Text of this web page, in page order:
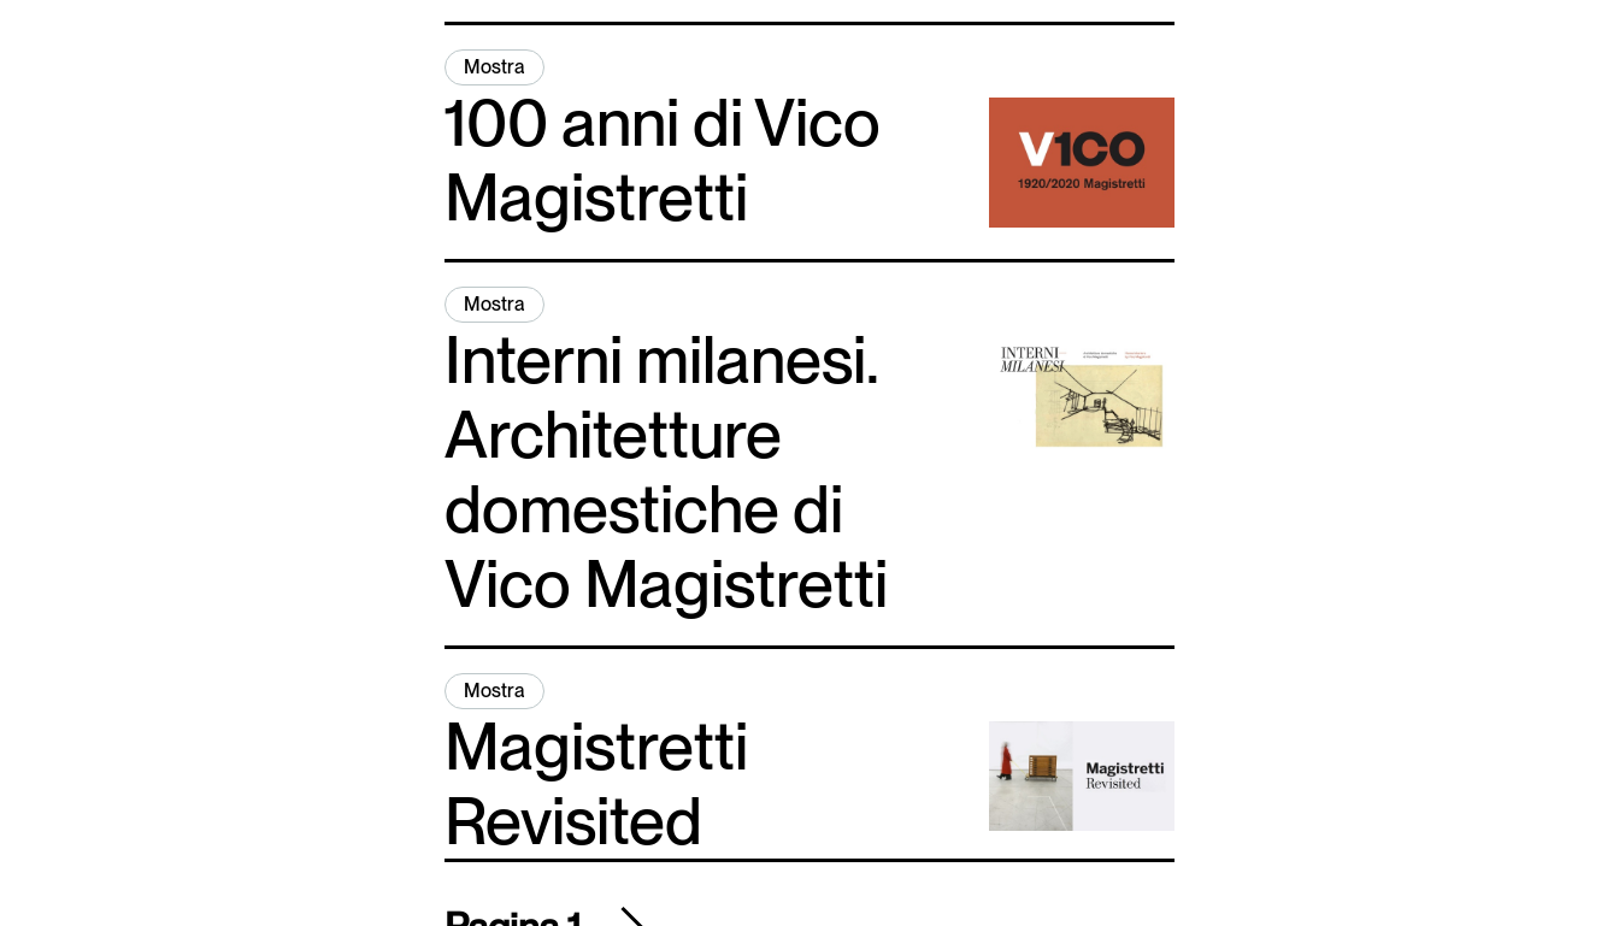
Mostra
100 anni di Vico
Magistretti
Mostra
Interni milanesi.
Architetture
domestiche di
Vico Magistretti
Mostra
Magistretti
Revisited